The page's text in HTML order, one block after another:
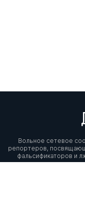
Вольное сетевое
репортеров,
фальсификаторов и